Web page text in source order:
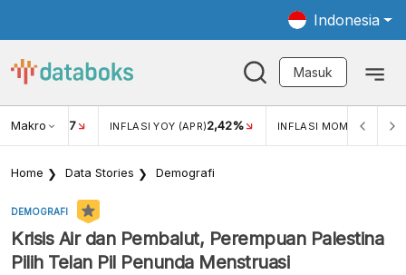
Indonesia
Masuk
Makro
USD/IDR 17 INFLASI YOY (APR)2,42% INFLASI MOM (MAR)
Home Data Stories Demografi
DEMOGRAFI
Krisis Air dan Pembalut, Perempuan Palestina
Pilih Telan Pil Penunda Menstruasi